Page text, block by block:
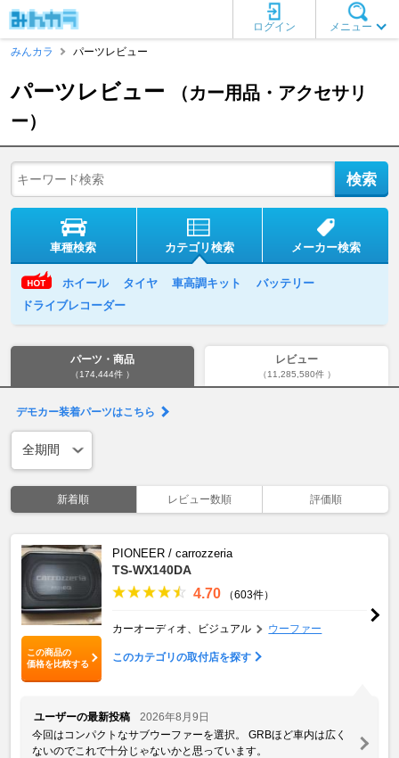
メニュー
ログイン
みんカラ
パーツレビュー
パーツレビュー
（カー用品・アクセサリ
ー）
車種検索 カテゴリ検索 メーカー検索
ホイール タイヤ 車高調キット
バッテリー
ドライブレコーダー
パーツ・商品
（174,444件 ）
レビュー
（11,285,580件 ）
デモカー装着パーツはこちら
新着順 レビュー数順 評価順
この商品の
価格を比較する
PIONEER / carrozzeria
TS-WX140DA
4.70 （603件）
カーオーディオ、ビジュアル ウーファー
このカテゴリの取付店を探す
ユーザーの最新投稿
2026年8月9日
今回はコンパクトなサブウーファーを選択。 GRBほど車内は広く
ないのでこれで十分じゃないかと思っています。